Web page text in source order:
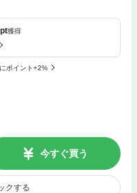
pt獲得
ポイント+2%
今すぐ買う
クする